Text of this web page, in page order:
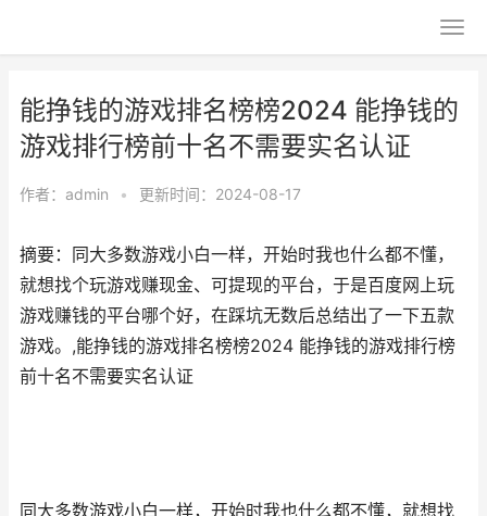
能挣钱的游戏排名榜榜2024 能挣钱的
游戏排行榜前十名不需要实名认证
作者： admin • 更新时间：2024-08-17
摘要：同大多数游戏小白一样，开始时我也什么都不懂，
就想找个玩游戏赚现金、可提现的平台，于是百度网上玩
游戏赚钱的平台哪个好，在踩坑无数后总结出了一下五款
游戏。,能挣钱的游戏排名榜榜2024 能挣钱的游戏排行榜
前十名不需要实名认证
同大多数游戏小白一样，开始时我也什么都不懂，就想找